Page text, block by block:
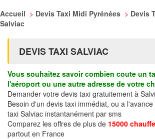
Accueil > Devis Taxi Midi Pyrénées > Devis
Salviac
DEVIS TAXI SALVIAC
Vous souhaitez savoir combien coute un
l'aéroport ou une autre adresse de votre
Demander votre devis taxi gratuitement à
Besoin d'un devis taxi immédiat, ou a
taxi Salviac instantanément par sms
Comparez les offres de plus de 15000
partout en France